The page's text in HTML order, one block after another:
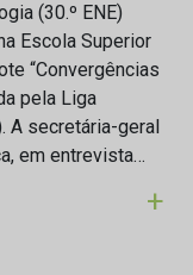
(30.º ENE)
Escola Superior
“Convergências
pela Liga
A secretária-geral
em entrevista…
+